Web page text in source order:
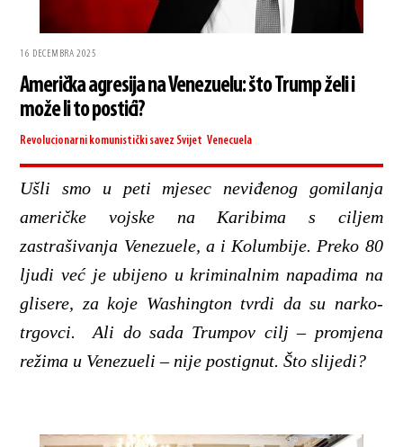
16 DECEMBRA 2025
Američka agresija na Venezuelu: što Trump želi i
može li to postići?
Revolucionarni komunistički savez Svijet ,Venecuela
Ušli smo u peti mjesec neviđenog gomilanja
američke vojske na Karibima s ciljem
zastrašivanja Venezuele, a i Kolumbije. Preko 80
ljudi već je ubijeno u kriminalnim napadima na
glisere, za koje Washington tvrdi da su narko-
trgovci. Ali do sada Trumpov cilj – promjena
režima u Venezueli – nije postignut. Što slijedi?